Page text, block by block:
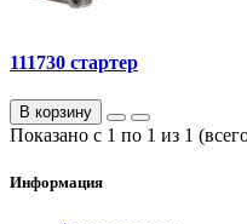
111730 стартер
В корзину
Показано с 1 по 1 из 1
Информация